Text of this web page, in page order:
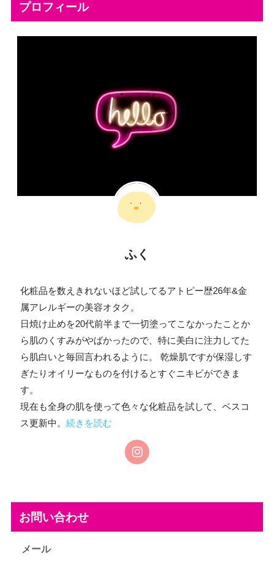
プロフィール
ふく
化粧品を数えきれないほど試してるアトピー歴26年&金
属アレルギーの美容オタク。
日焼け止めを20代前半まで一切塗ってこなかったことか
ら肌のくすみがやばかったので、特に美白に注力してた
ら肌白いと毎回言われるように。 乾燥肌ですが保湿しす
ぎたりオイリーなものを付けるとすぐニキビができま
す。
現在も全身の肌を使って色々な化粧品を試して、ベスコ
ス更新中。 続きを読む
お問い合わせ
メール